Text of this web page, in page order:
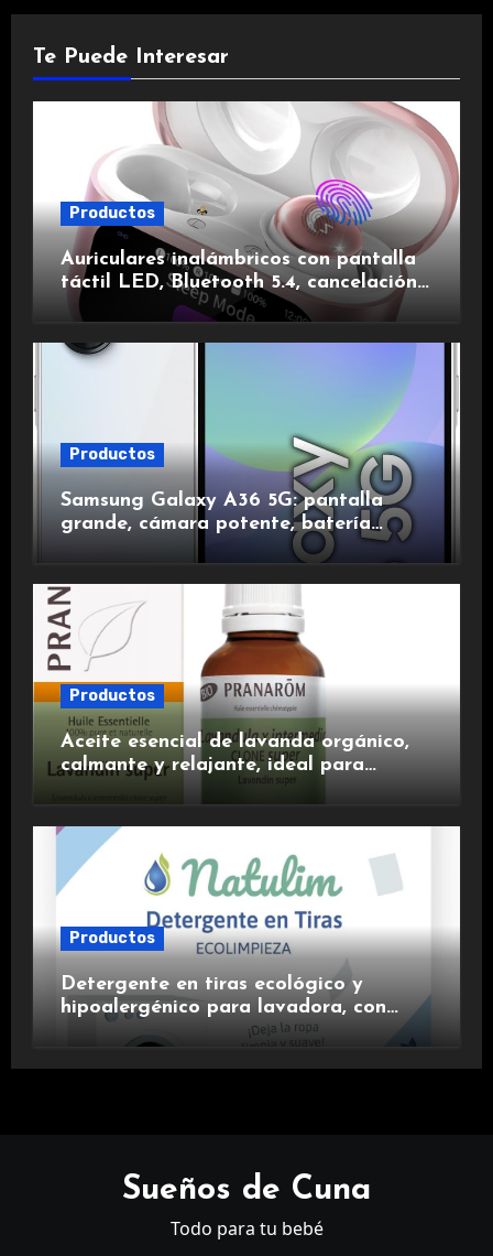
Te Puede Interesar
Productos
Auriculares inalámbricos con pantalla
táctil LED, Bluetooth 5.4, cancelación
de ruido, impermeables y de larga
duración.
Productos
Samsung Galaxy A36 5G: pantalla
grande, cámara potente, batería
duradera y carga rápida para una
Productos
Aceite esencial de lavanda orgánico,
calmante y relajante, ideal para
Productos
Detergente en tiras ecológico y
hipoalergénico para lavadora, con
suavizante incluido y fragancia de
lavanda.
Sueños de Cuna
Todo para tu bebé